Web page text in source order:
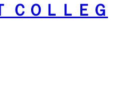
ＣＯＬＬＥＧ